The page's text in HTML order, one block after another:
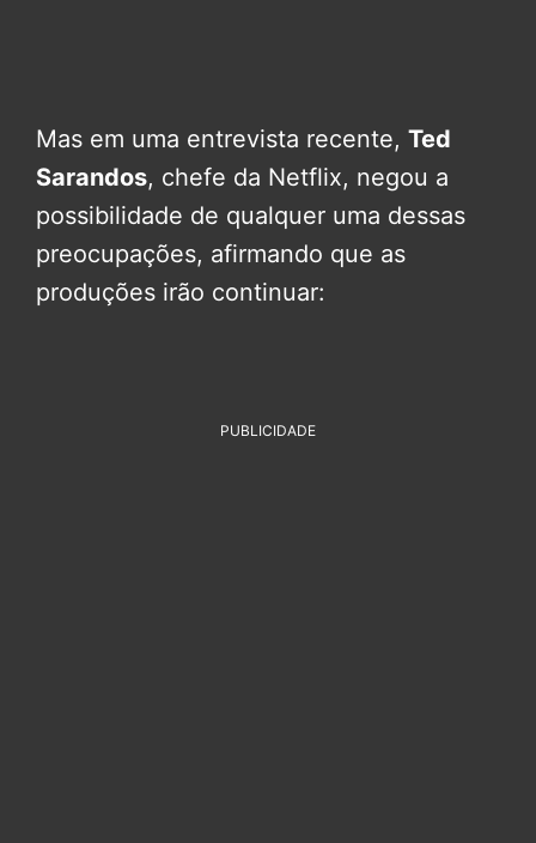
Mas em uma entrevista recente, Ted
Sarandos, chefe da Netflix, negou a
possibilidade de qualquer uma dessas
preocupações, afirmando que as
produções irão continuar:
PUBLICIDADE